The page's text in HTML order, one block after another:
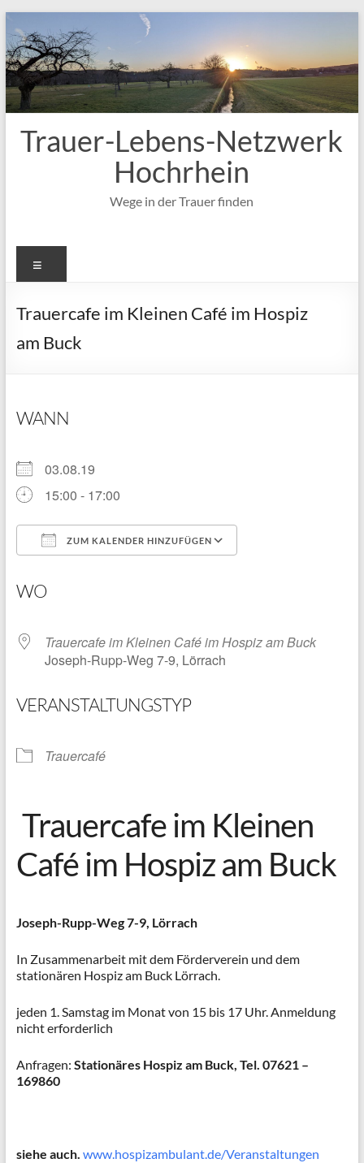
Inhalt
springen
Trauer-Lebens-Netzwerk
Hochrhein
Wege in der Trauer finden
Trauercafe im Kleinen Café im Hospiz
am Buck
WANN
03.08.19
15:00 - 17:00
ZUM KALENDER HINZUFÜGEN
WO
Trauercafe im Kleinen Café im Hospiz am Buck
Joseph-Rupp-Weg 7-9, Lörrach
VERANSTALTUNGSTYP
Trauercafé
Trauercafe im Kleinen
Café im Hospiz am Buck
Joseph-Rupp-Weg 7-9, Lörrach
In Zusammenarbeit mit dem Förderverein und dem
stationären Hospiz am Buck Lörrach.
jeden 1. Samstag im Monat von 15 bis 17 Uhr. Anmeldung
nicht erforderlich
Anfragen: Stationäres Hospiz am Buck, Tel. 07621 –
169860
siehe auch. www.hospizambulant.de/Veranstaltungen